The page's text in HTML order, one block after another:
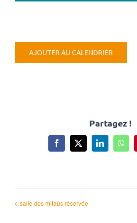
AJOUTER AU CALENDRIER
Partagez !
Facebook
X LinkedIn
salle des mitaüs réservée